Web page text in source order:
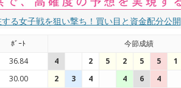
る女子戦を狙い撃ち！買い目と資金配分公開
ﾎﾞｰﾄ 今節成績
36.84 4 2 5 2 5 5 1
30.00 2 3 4 4 6 4